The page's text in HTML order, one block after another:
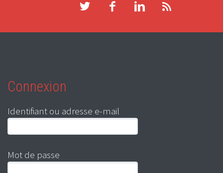
Connexion
Identifiant ou adresse e-mail
Mot de passe